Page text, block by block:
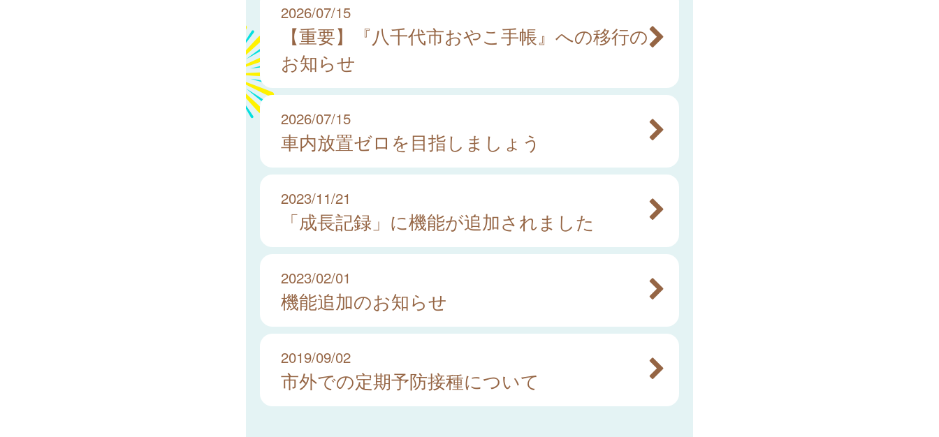
2026/07/15
【重要】『八千代市おやこ手帳』への移行の
お知らせ
2026/07/15
車内放置ゼロを目指しましょう
2023/11/21
「成長記録」に機能が追加されました
2023/02/01
機能追加のお知らせ
2019/09/02
市外での定期予防接種について